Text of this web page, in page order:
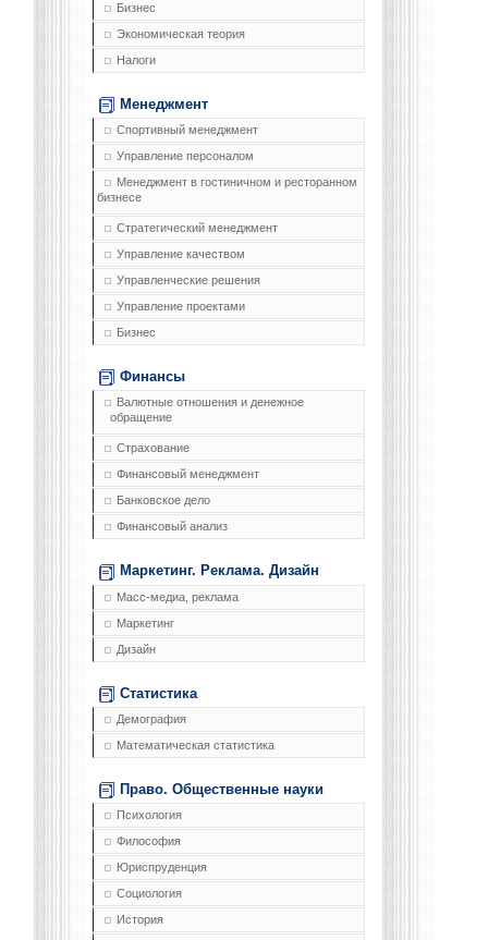
Бизнес
Экономическая теория
Налоги
Менеджмент
Спортивный менеджмент
Управление персоналом
Менеджмент в гостиничном и ресторанном
бизнесе
Стратегический менеджмент
Управление качеством
Управленческие решения
Управление проектами
Бизнес
Финансы
Валютные отношения и денежное
обращение
Страхование
Финансовый менеджмент
Банковское дело
Финансовый анализ
Маркетинг. Реклама. Дизайн
Масс-медиа, реклама
Маркетинг
Дизайн
Статистика
Демография
Математическая статистика
Право. Общественные науки
Психология
Философия
Юриспруденция
Социология
История